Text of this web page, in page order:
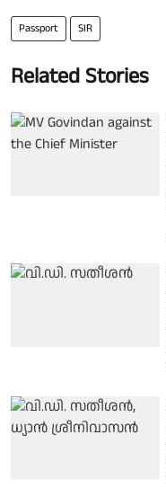
Passport SIR
Related Stories